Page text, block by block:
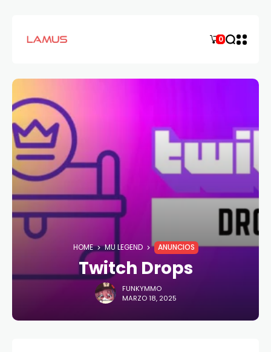
0
HOME MU LEGEND ANUNCIOS
Twitch Drops
FUNKYMMO
MARZO 18, 2025